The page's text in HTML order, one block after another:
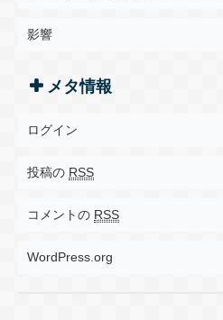
影響
メタ情報
ログイン
投稿の RSS
コメントの RSS
WordPress.org